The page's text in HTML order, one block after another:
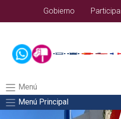
alumnos/pdfSalida del comando:
Gobierno Participa
Menú
Menú Principal